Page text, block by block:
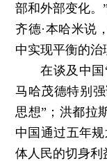
部和外部变化。
齐德·本哈米说
中实现平衡的治
在谈及中
马哈茂德特别
思想”；洪都拉
中国通过五年
体人民的切身利